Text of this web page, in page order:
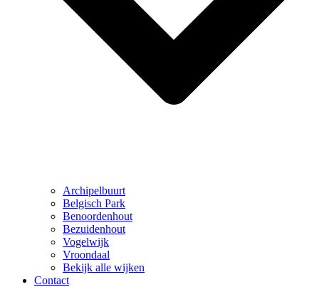
Archipelbuurt
Belgisch Park
Benoordenhout
Bezuidenhout
Vogelwijk
Vroondaal
Bekijk alle wijken
Contact